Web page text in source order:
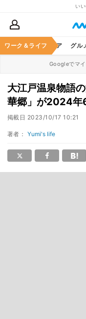
い
ワーク＆ライフ
暮らし ヘルスケア グル
Googleでマ
大江戸温泉物語
華郷」が2024年
掲載日 2023/10/17 10:21
著者： Yumi's life